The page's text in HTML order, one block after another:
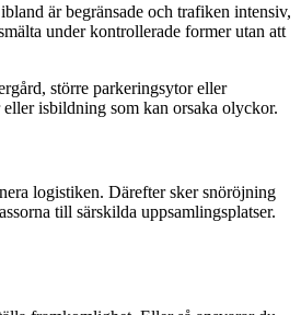
är begränsade och trafiken intensiv,
under kontrollerade former utan att
större parkeringsytor eller
isbildning som kan orsaka olyckor.
logistiken. Därefter sker snöröjning
till särskilda uppsamlingsplatser.